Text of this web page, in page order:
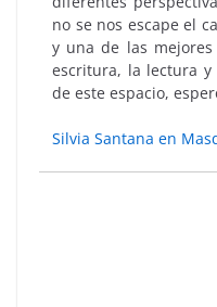
no se nos escape el
y una de las
escritura, la lectura
de este espacio,
Silvia Santana en